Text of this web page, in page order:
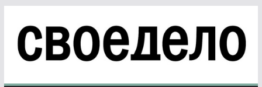
содержимому